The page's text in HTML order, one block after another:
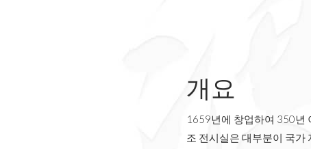
개요
1659년에 창업하여 350년
조 전시실은 대부분이 국가